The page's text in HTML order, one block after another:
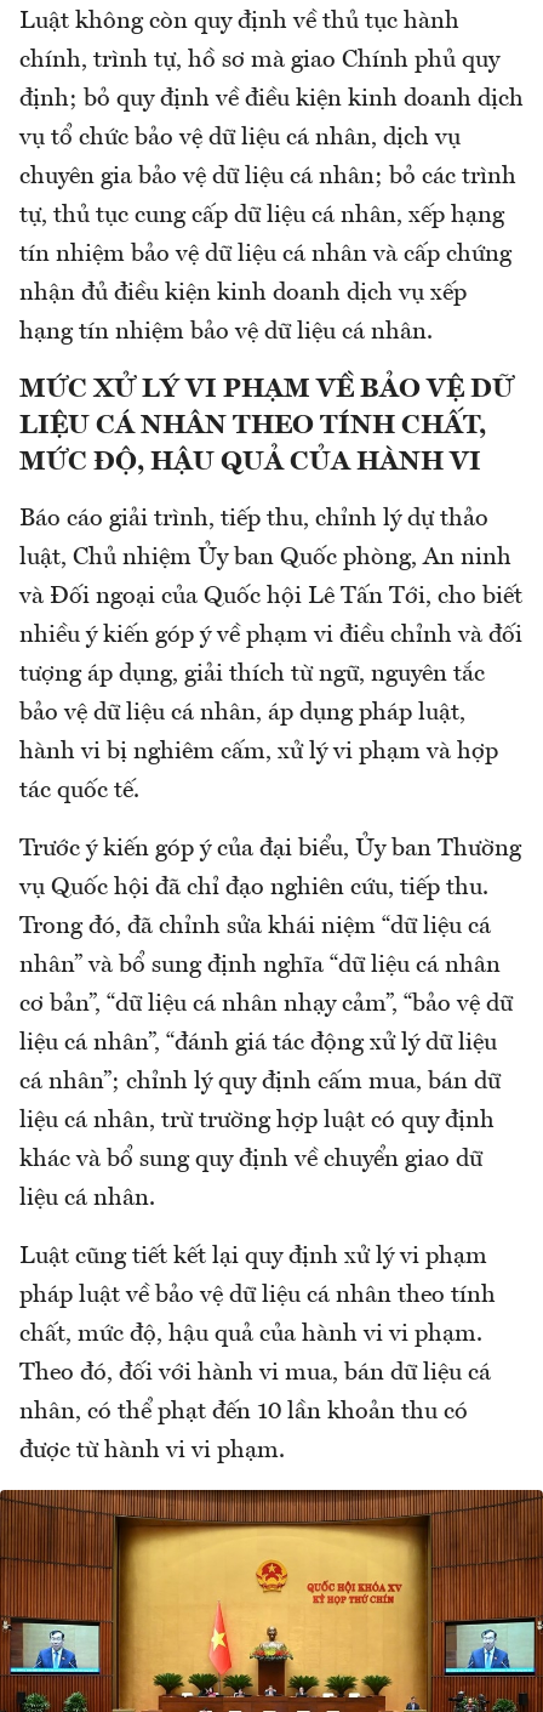
Luật không còn quy định về thủ tục hành
chính, trình tự, hồ sơ mà giao Chính phủ quy
định; bỏ quy định về điều kiện kinh doanh dịch
vụ tổ chức bảo vệ dữ liệu cá nhân, dịch vụ
chuyên gia bảo vệ dữ liệu cá nhân; bỏ các trình
tự, thủ tục cung cấp dữ liệu cá nhân, xếp hạng
tín nhiệm bảo vệ dữ liệu cá nhân và cấp chứng
nhận đủ điều kiện kinh doanh dịch vụ xếp
hạng tín nhiệm bảo vệ dữ liệu cá nhân.
MỨC XỬ LÝ VI PHẠM VỀ BẢO VỆ DỮ
LIỆU CÁ NHÂN THEO TÍNH CHẤT,
MỨC ĐỘ, HẬU QUẢ CỦA HÀNH VI
Báo cáo giải trình, tiếp thu, chỉnh lý dự thảo
luật, Chủ nhiệm Ủy ban Quốc phòng, An ninh
và Đối ngoại của Quốc hội Lê Tấn Tới, cho biết
nhiều ý kiến góp ý về phạm vi điều chỉnh và đối
tượng áp dụng, giải thích từ ngữ, nguyên tắc
bảo vệ dữ liệu cá nhân, áp dụng pháp luật,
hành vi bị nghiêm cấm, xử lý vi phạm và hợp
tác quốc tế.
Trước ý kiến góp ý của đại biểu, Ủy ban Thường
vụ Quốc hội đã chỉ đạo nghiên cứu, tiếp thu.
Trong đó, đã chỉnh sửa khái niệm “dữ liệu cá
nhân” và bổ sung định nghĩa “dữ liệu cá nhân
cơ bản”, “dữ liệu cá nhân nhạy cảm”, “bảo vệ dữ
liệu cá nhân”, “đánh giá tác động xử lý dữ liệu
cá nhân”; chỉnh lý quy định cấm mua, bán dữ
liệu cá nhân, trừ trường hợp luật có quy định
khác và bổ sung quy định về chuyển giao dữ
liệu cá nhân.
Luật cũng tiết kết lại quy định xử lý vi phạm
pháp luật về bảo vệ dữ liệu cá nhân theo tính
chất, mức độ, hậu quả của hành vi vi phạm.
Theo đó, đối với hành vi mua, bán dữ liệu cá
nhân, có thể phạt đến 10 lần khoản thu có
được từ hành vi vi phạm.